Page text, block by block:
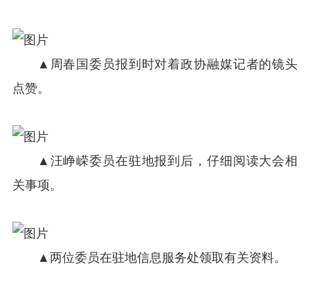
▲周春国委员报到时对着政协融媒记者的镜头
点赞。
▲汪峥嵘委员在驻地报到后，仔细阅读大会相
关事项。
▲两位委员在驻地信息服务处领取有关资料。